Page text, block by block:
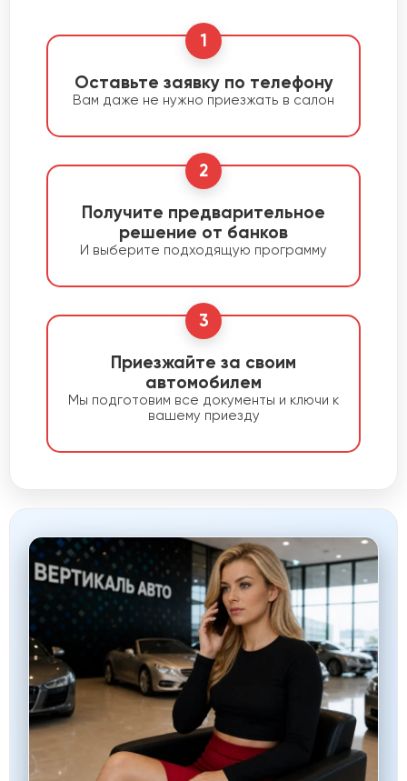
1
Оставьте заявку по телефону
Вам даже не нужно приезжать в салон
2
Получите предварительное
решение от банков
И выберите подходящую программу
3
Приезжайте за своим
автомобилем
Мы подготовим все документы и ключи к
вашему приезду